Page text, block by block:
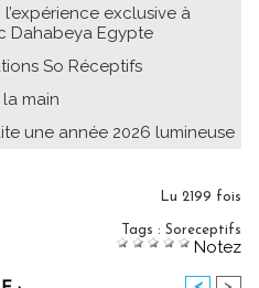
exclusive à
Dahabeya Egypte
So Réceptifs
main
une année 2026 lumineuse
Lu 2199 fois
Tags : Soreceptifs
Notez